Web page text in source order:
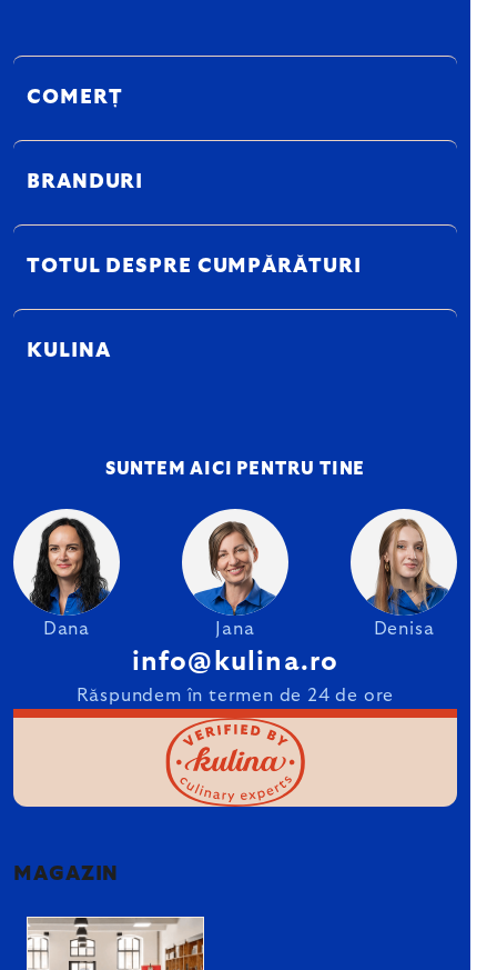
COMERȚ
BRANDURI
TOTUL DESPRE CUMPĂRĂTURI
KULINA
SUNTEM AICI PENTRU TINE
Dana Jana Denisa
info@kulina.ro
Răspundem în termen de 24 de ore
MAGAZIN